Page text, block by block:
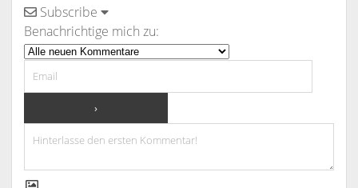
Subscribe
Benachrichtige mich zu: